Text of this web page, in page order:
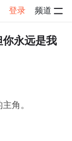
登录 频道
永远是我
角。